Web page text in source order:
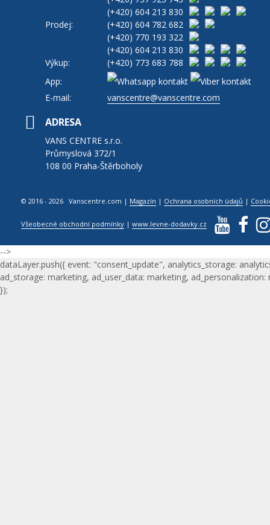
(+420) 604 213 830
Prodej:
(+420) 604 782 682
(+420) 770 193 322
(+420) 604 213 830
Výkup:
(+420) 773 683 788
App:
E-mail:
vanscentre@vanscentre.com
ADRESA
VANS CENTRE s.r.o.
Průmyslová 372/1
108 00 Praha-Štěrboholy
© 2016 - 2026 Vanscentre.com | Magazín | Ochrana osobních údajů |
Všeobecné obchodní podmínky |www.levne-dodavky.cz
-->
dataLayer.push({ event: "consent_update", analytics_storage:
ad_storage: marketing, ad_user_data: marketing, ad_personalization:
});